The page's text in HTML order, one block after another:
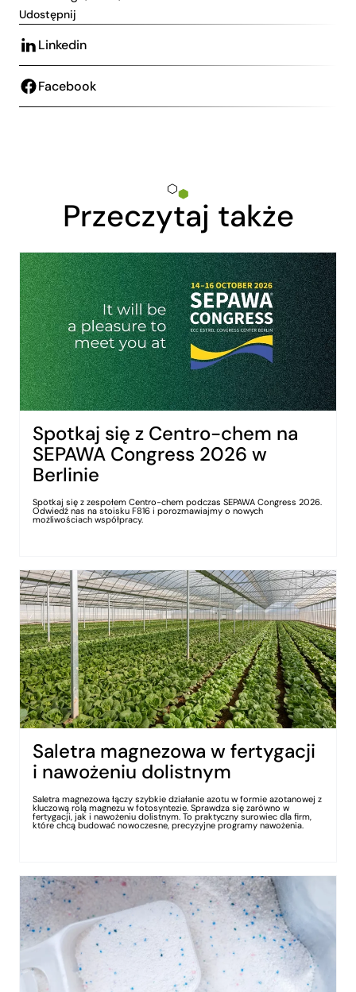
Udostępnij
Linkedin
Facebook
Przeczytaj także
Spotkaj się z Centro-chem na
SEPAWA Congress 2026 w
Berlinie
Spotkaj się z zespołem Centro-chem podczas SEPAWA Congress 2026.
Odwiedź nas na stoisku F816 i porozmawiajmy o nowych
możliwościach współpracy.
Saletra magnezowa w fertygacji
i nawożeniu dolistnym
Saletra magnezowa łączy szybkie działanie azotu w formie azotanowej z
kluczową rolą magnezu w fotosyntezie. Sprawdza się zarówno w
fertygacji, jak i nawożeniu dolistnym. To praktyczny surowiec dla firm,
które chcą budować nowoczesne, precyzyjne programy nawożenia.